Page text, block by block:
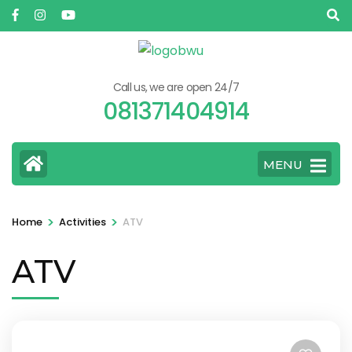
Skip
to
Call us, we are open 24/7
081371404914
MENU
Home > Activities > ATV
ATV